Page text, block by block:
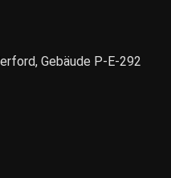
Gebäude P-E-292